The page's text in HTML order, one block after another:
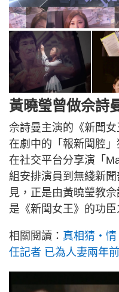
黃曉瑩曾做佘詩
佘詩曼主演的《新聞
在劇中的「報新聞腔
在社交平台分享演「
組安排演員到無綫新
見，正是由黃曉瑩教
是《新聞女王》的功臣
相關閱讀： 真相猜‧情
任記者 已為人妻兩年